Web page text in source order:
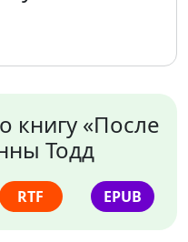
книгу «После
Тодд
RTF EPUB